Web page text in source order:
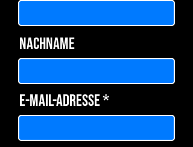
Nachname
E-Mail-Adresse